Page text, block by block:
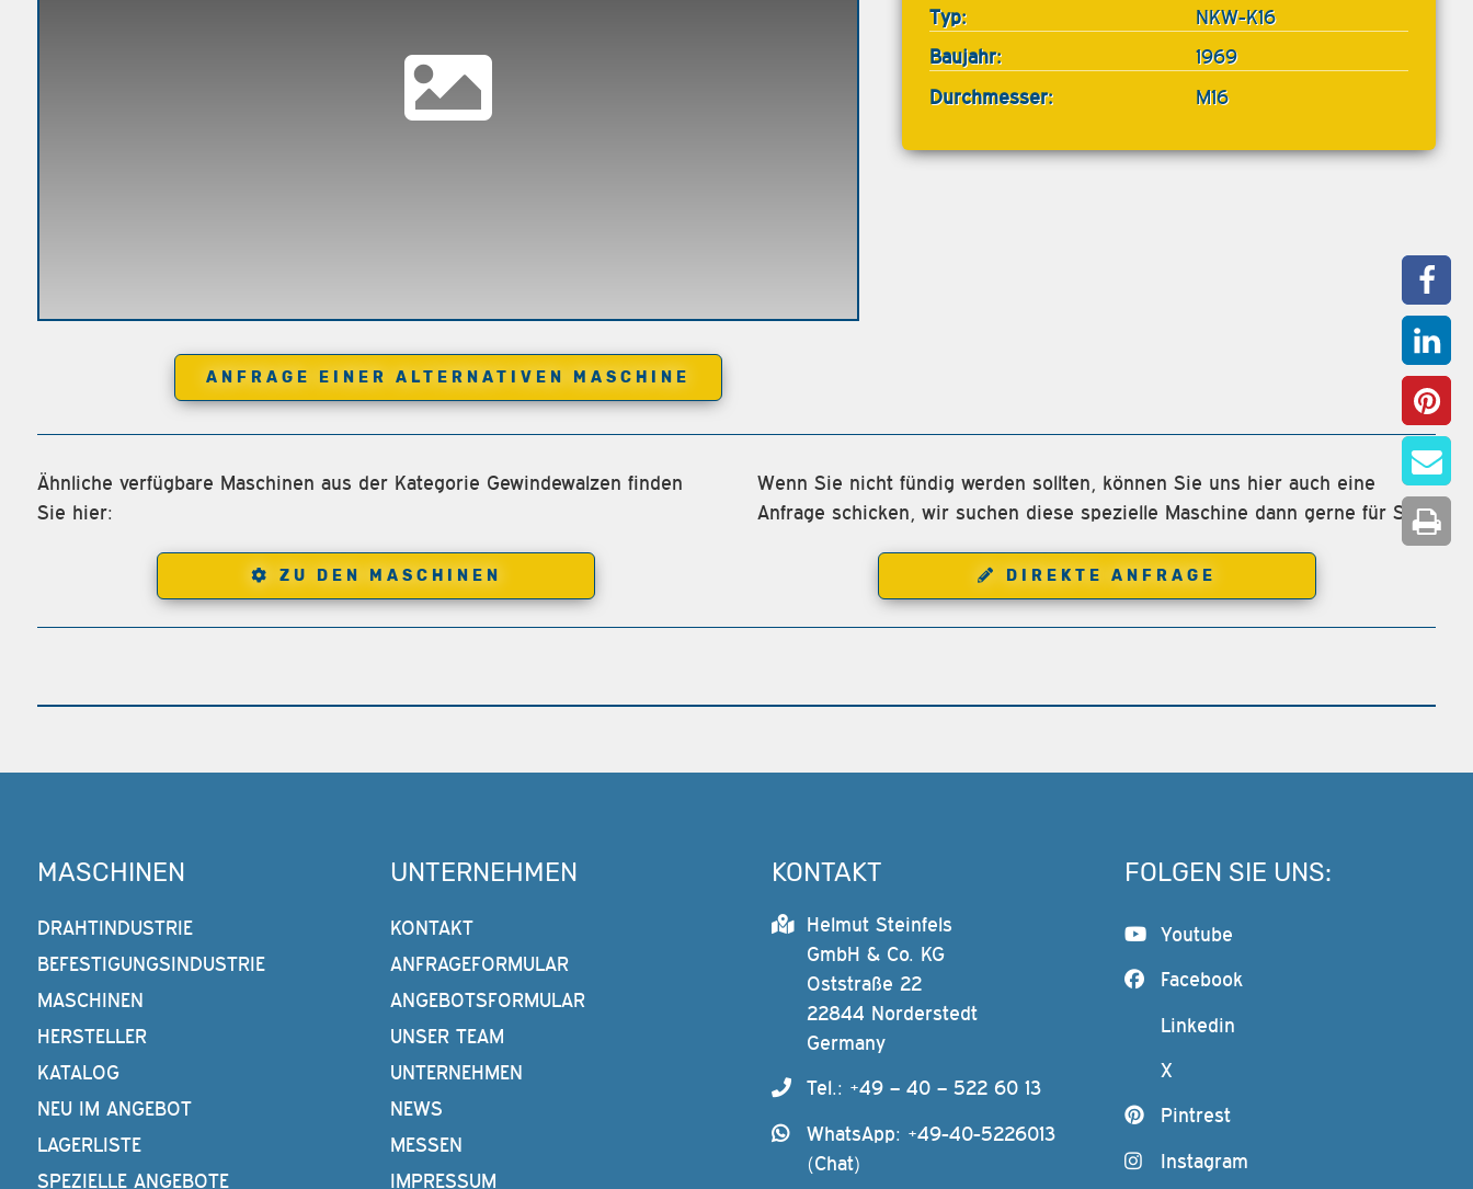
ANFRAGE EINER ALTERNATIVEN MASCHINE
Typ:
NKW-K16
Baujahr:
1969
Durchmesser:
M16
Ähnliche verfügbare Maschinen aus der Kategorie Gewindewalzen finden
Sie hier:
ZU DEN MASCHINEN
Wenn Sie nicht fündig werden sollten, können Sie uns hier auch eine
Anfrage schicken, wir suchen diese spezielle Maschine dann gerne für Sie.
DIREKTE ANFRAGE
MASCHINEN
DRAHTINDUSTRIE
BEFESTIGUNGSINDUSTRIE
MASCHINEN
HERSTELLER
KATALOG
NEU IM ANGEBOT
LAGERLISTE
SPEZIELLE ANGEBOTE
UNTERNEHMEN
KONTAKT
ANFRAGEFORMULAR
ANGEBOTSFORMULAR
UNSER TEAM
UNTERNEHMEN
NEWS
MESSEN
IMPRESSUM
KONTAKT
Helmut Steinfels
GmbH & Co. KG
Oststraße 22
22844 Norderstedt
Germany
Tel.: +49 – 40 – 522 60 13
WhatsApp: +49-40-5226013
(Chat)
FOLGEN SIE UNS:
Youtube
Facebook
Linkedin
X
Pintrest
Instagram